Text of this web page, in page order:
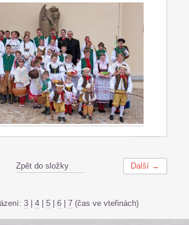
Další →
Zpět do složky
3 | 4 | 5 | 6 | 7 (čas ve vteřinách)